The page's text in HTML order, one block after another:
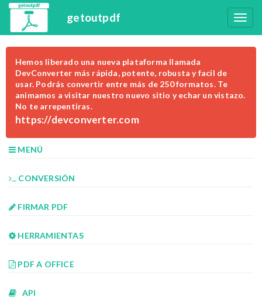
getoutpdf
Hemos liberado una nueva plataforma llamada
DevConverter más rápida, potente, robusta y facil de
usar. Podrás convertir entre más de 250 formatos. Te
animamos a visitar nuestro nuevo sitio y echar un vistazo.
No te arrepentiras.
https://devconverter.com
MENÚ
CONVERSIÓN
FIRMAR PDF
HERRAMIENTAS
PDF A OFFICE
API